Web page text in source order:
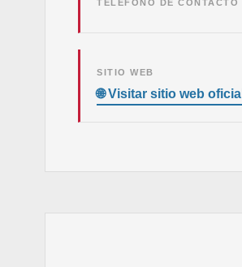
TELÉFONO DE CONTACTO
SITIO WEB